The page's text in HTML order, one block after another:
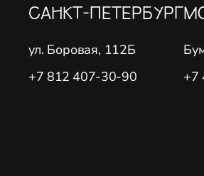
САНКТ-ПЕТЕРБУРГ
ул. Боровая, 112Б
+7 812 407-30-90
+7